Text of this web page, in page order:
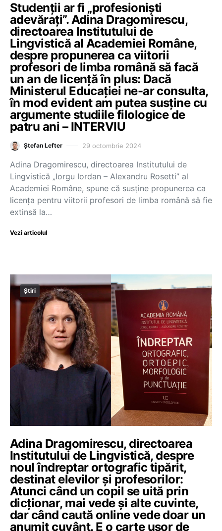
Studenții ar fi „profesioniști
adevărați”. Adina Dragomirescu,
directoarea Institutului de
Lingvistică al Academiei Române,
despre propunerea ca viitorii
profesori de limba română să facă
un an de licență în plus: Dacă
Ministerul Educației ne-ar consulta,
în mod evident am putea susține cu
argumente studiile filologice de
patru ani – INTERVIU
Ștefan Lefter 29 octombrie 2024
Adina Dragomirescu, directoarea Institutului de
Lingvistică „Iorgu Iordan – Alexandru Rosetti” al
Academiei Române, spune că susține propunerea ca
licența pentru viitorii profesori de limba română să fie
extinsă la…
Vezi articolul
Știri
Adina Dragomirescu, directoarea
Institutului de Lingvistică, despre
noul îndreptar ortografic tipărit,
destinat elevilor și profesorilor:
Atunci când un copil se uită prin
dicționar, mai vede și alte cuvinte,
dar când caută online vede doar un
anumit cuvânt. E o carte ușor de